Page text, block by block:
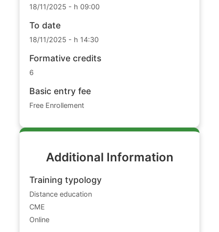
18/11/2025 - h 09:00
To date
18/11/2025 - h 14:30
Formative credits
6
Basic entry fee
Free Enrollement
Additional Information
Training typology
Distance education
CME
Online